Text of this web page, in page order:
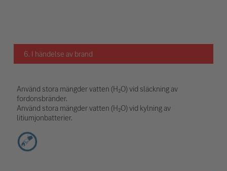
6. I händelse av brand
Använd stora mängder vatten (H₂O) vid släckning av
fordonsbränder.
Använd stora mängder vatten (H₂O) vid kylning av
litiumjonbatterier.